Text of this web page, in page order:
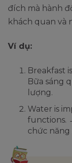
đích mà hành
khách quan và
Ví dụ:
Breakfast
Bữa sáng
lượng.
Water is
functions.
chức năng